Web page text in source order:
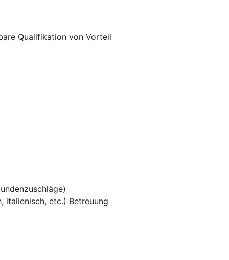
Qualifikation von Vorteil
italienisch, etc.) Betreuung